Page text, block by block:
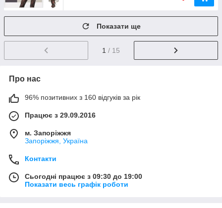
Показати ще
1 / 15
Про нас
96% позитивних з 160 відгуків за рік
Працює з 29.09.2016
м. Запоріжжя
Запоріжжя, Україна
Контакти
Сьогодні працює з 09:30 до 19:00
Показати весь графік роботи